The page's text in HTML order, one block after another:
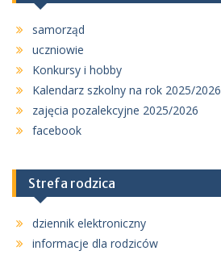
samorząd
uczniowie
Konkursy i hobby
Kalendarz szkolny na rok 2025/2026
zajęcia pozalekcyjne 2025/2026
facebook
Strefa rodzica
dziennik elektroniczny
informacje dla rodziców